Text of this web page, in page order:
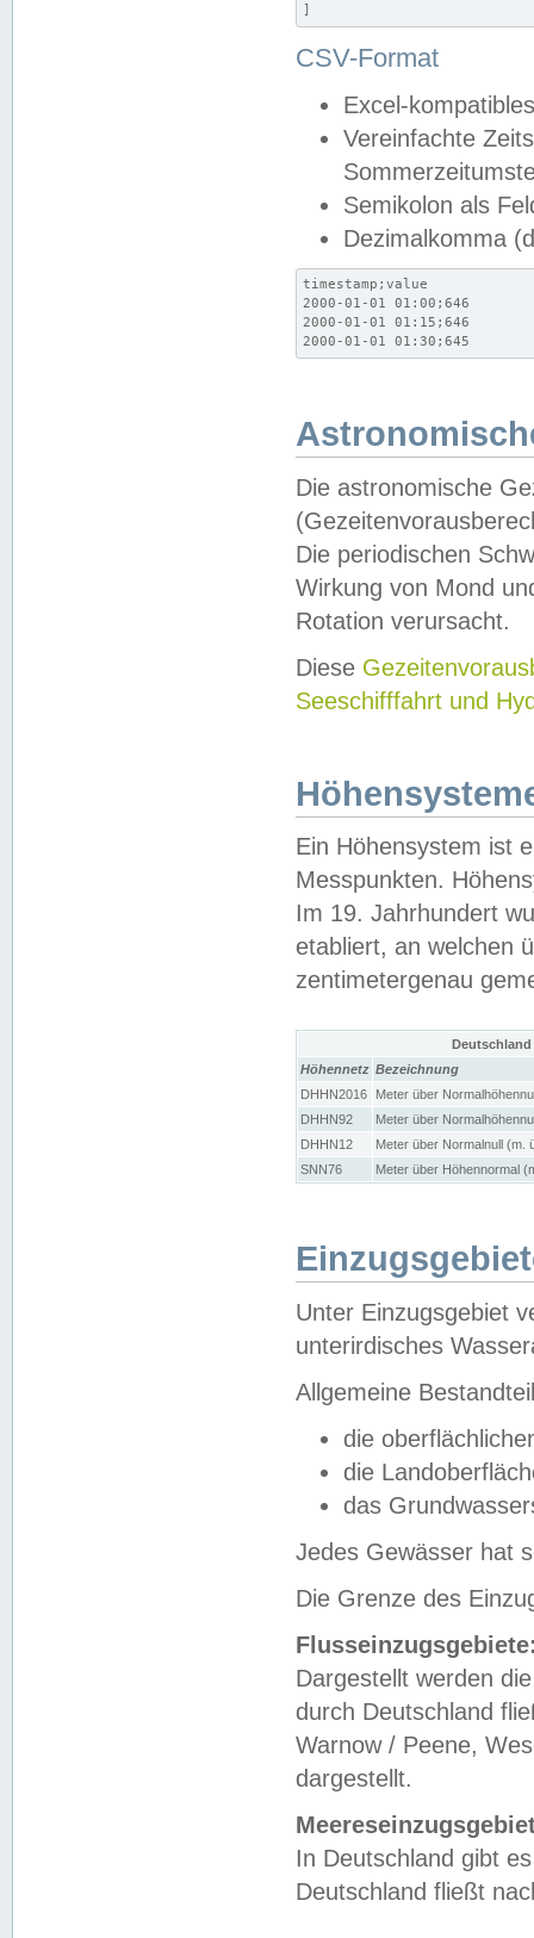
]
CSV-Format
Excel-
Vereinfachte
Semikolon als
Dezimalkomma
timestamp;value
2000-01-01 01:00;646
2000-01-01 01:15;646
2000-01-01 01:30;645
Die astronomische
Die periodischen
Wirkung von Mond
Rotation verursacht.
Diese
Seeschifffahrt und
Ein Höhensystem ist
Messpunkten.
Im 19. Jahrhundert
etabliert, an welchen
zentimetergenau
Höhennetz Bezeichnung
DHHN2016
Meter über
DHHN92
Meter über
DHHN12
Meter über Normalnull (m.
SNN76
Meter über Höhennormal
Unter Einzugsgebiet
unterirdisches
Allgemeine
die
die
das
Jedes Gewässer hat
Die Grenze des
Dargestellt werden
durch Deutschland
Warnow / Peene,
dargestellt.
In Deutschland gibt
Deutschland fließt